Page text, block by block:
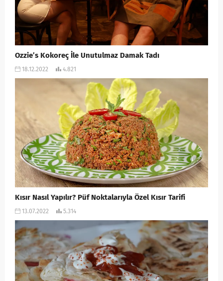
Ozzie’s Kokoreç İle Unutulmaz Damak Tadı
18.12.2022 4.821
Kısır Nasıl Yapılır? Püf Noktalarıyla Özel Kısır Tarifi
13.07.2022 5.314